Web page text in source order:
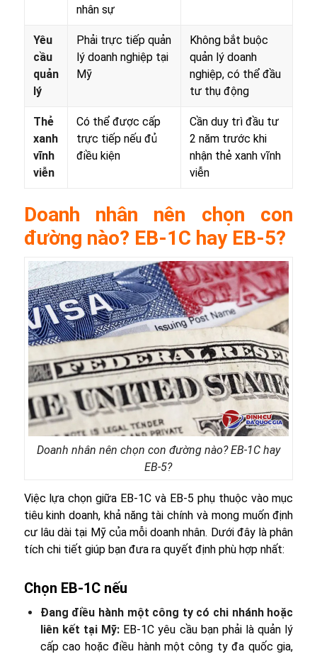
nhân sự
Yêu
cầu
quản
lý
Phải trực tiếp quản
lý doanh nghiệp tại
Mỹ
Không bắt buộc
quản lý doanh
nghiệp, có thể đầu
tư thụ động
Thẻ
xanh
vĩnh
viễn
Có thể được cấp
trực tiếp nếu đủ
điều kiện
Cần duy trì đầu tư
2 năm trước khi
nhận thẻ xanh vĩnh
viễn
Doanh nhân nên chọn con
đường nào? EB-1C hay EB-5?
Doanh nhân nên chọn con đường nào? EB-1C hay
EB-5?
Việc lựa chọn giữa EB-1C và EB-5 phụ thuộc vào mục
tiêu kinh doanh, khả năng tài chính và mong muốn định
cư lâu dài tại Mỹ của mỗi doanh nhân. Dưới đây là phân
tích chi tiết giúp bạn đưa ra quyết định phù hợp nhất:
Chọn EB-1C nếu
Đang điều hành một công ty có chi nhánh hoặc
liên kết tại Mỹ: EB-1C yêu cầu bạn phải là quản lý
cấp cao hoặc điều hành một công ty đa quốc gia,